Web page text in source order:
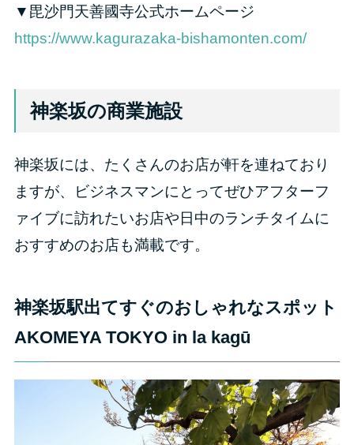
▼毘沙門天善國寺公式ホームページ
https://www.kagurazaka-bishamonten.com/
神楽坂の商業施設
神楽坂には、たくさんのお店が軒を連ねており
ますが、ビジネスマンにとってぜひアフターフ
ァイブに訪れたいお店や日中のランチタイムに
おすすめのお店も満載です。
神楽坂駅出てすぐのおしゃれなスポット
AKOMEYA TOKYO in la kagū